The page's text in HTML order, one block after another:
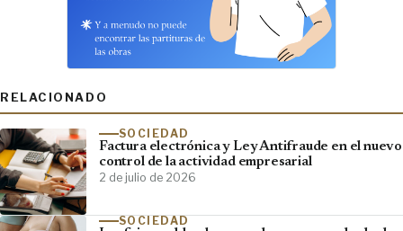
RELACIONADO
SOCIEDAD
Factura electrónica y Ley Antifraude en el nuevo
control de la actividad empresarial
2 de julio de 2026
SOCIEDAD